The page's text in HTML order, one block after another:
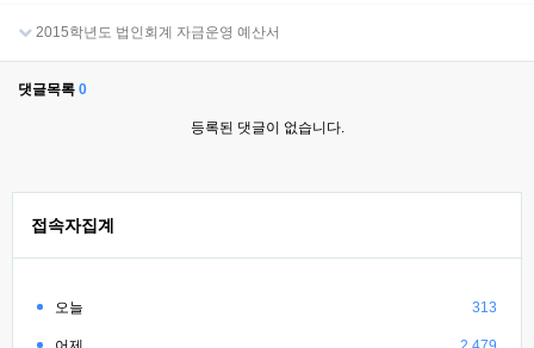
2015학년도 법인회계 자금운영 예산서
댓글목록 0
등록된 댓글이 없습니다.
접속자집계
오늘 313